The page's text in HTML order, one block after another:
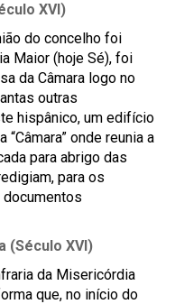
XVI)
do concelho foi
Maior (hoje Sé), foi
da Câmara logo no
outras
hispânico, um edifício
onde reunia a
para abrigo das
para os
(Século XVI)
da Misericórdia
que, no início do